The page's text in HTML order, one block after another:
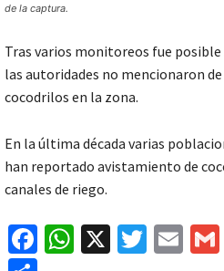
de la captura.
Tras varios monitoreos fue posible
las autoridades no mencionaron
cocodrilos en la zona.
En la última década varias
han reportado avistamiento de
canales de riego.
Fa W X
T
E